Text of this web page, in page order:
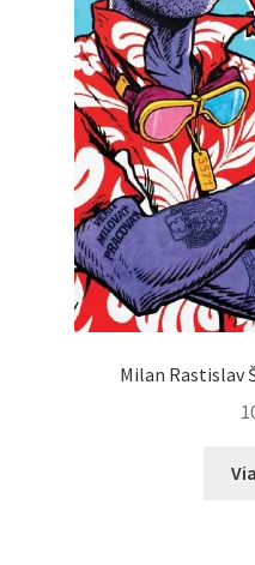
Milan Rastislav